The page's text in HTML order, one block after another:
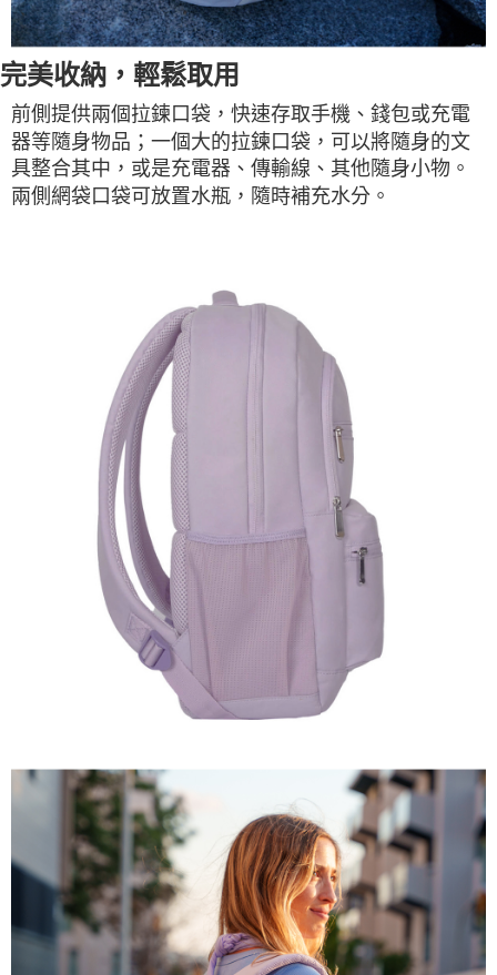
完美收納，輕鬆取用
前側提供兩個拉鍊口袋，快速存取手機、錢包或充電
器等隨身物品；一個大的拉鍊口袋，可以將隨身的文
具整合其中，或是充電器、傳輸線、其他隨身小物。
兩側網袋口袋可放置水瓶，隨時補充水分。